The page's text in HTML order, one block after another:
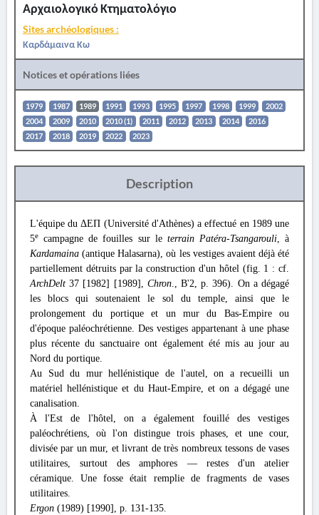
Αρχαιολογικό Κτηματολόγιο
Sites archéologiques :
Καρδάμαινα Κω
Notices et opérations liées
1979 1987 1989 1991 1993 1995 1997 1998 1999
2002
2004
2009 2010 2010 (1) 2011 2012 2013 2014
2016
2017
2018 2019 2022 2023
Description
L'équipe du ΔΕΠ (Université d'Athènes) a effectué en 1989 une
5e campagne de fouilles sur le terrain Patéra-Tsangarouli, à
Kardamaina(antique Halasarna), où les vestiges avaient déjà été
partiellement détruits par la construction d'un hôtel (fig. 1 : cf.
ArchDelt37 [1982] [1989], Chron., B'2, p. 396). On a dégagé
les blocs qui soutenaient le sol du temple, ainsi que le
prolongement du portique et un mur du Bas-Empire ou
d'époque paléochrétienne. Des vestiges appartenant à une phase
plus récente du sanctuaire ont également été mis au jour au
Nord du portique.
Au Sud du mur hellénistique de l'autel, on a recueilli un
matériel hellénistique et du Haut-Empire, et on a dégagé une
canalisation.
À l'Est de l'hôtel, on a également fouillé des vestiges
paléochrétiens, où l'on distingue trois phases, et une cour,
divisée par un mur, et livrant de très nombreux tessons de vases
utilitaires, surtout des amphores — restes d'un atelier
céramique. Une fosse était remplie de fragments de vases
utilitaires.
Ergon (1989) [1990], p. 131-135.